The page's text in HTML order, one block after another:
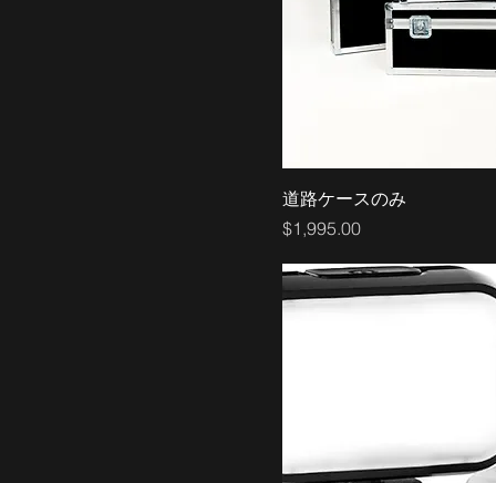
道路ケースのみ
価格
$1,995.00